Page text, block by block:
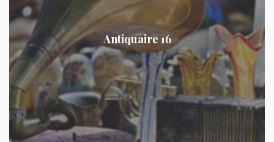
Antiquaire 16